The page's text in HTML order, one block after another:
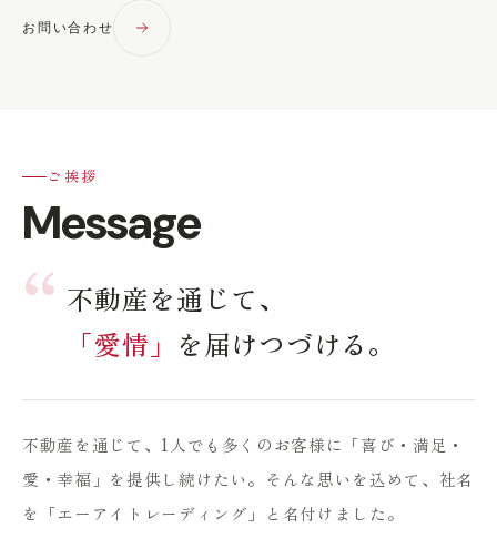
お問い合わせ
ご挨拶
Message
“ 不動産を通じて、
「愛情」 を届けつづける。
不動産を通じて、1人でも多くのお客様に「喜び・満足・
愛・幸福」を提供し続けたい。そんな思いを込めて、社名
を「エーアイトレーディング」と名付けました。